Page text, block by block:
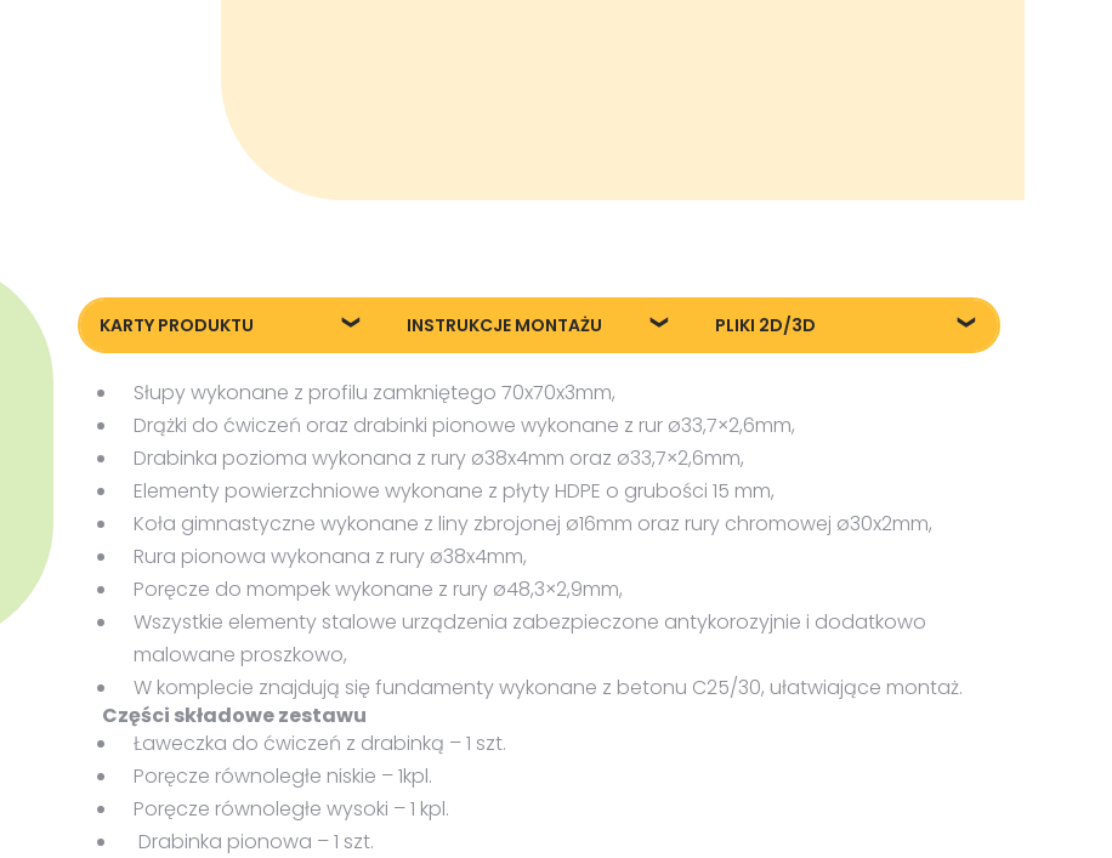
KARTY PRODUKTU
8_KT20240715
INSTRUKCJE MONTAŻU PLIKI 2D/3D
Słupy wykonane z profilu zamkniętego 70x70x3mm,
Drążki do ćwiczeń oraz drabinki pionowe wykonane z rur ø33,7×2,6mm,
Drabinka pozioma wykonana z rury ø38x4mm oraz ø33,7×2,6mm,
Elementy powierzchniowe wykonane z płyty HDPE o grubości 15 mm,
Koła gimnastyczne wykonane z liny zbrojonej ø16mm oraz rury chromowej ø30x2mm,
Rura pionowa wykonana z rury ø38x4mm,
Poręcze do mompek wykonane z rury ø48,3×2,9mm,
Wszystkie elementy stalowe urządzenia zabezpieczone antykorozyjnie i dodatkowo
malowane proszkowo,
W komplecie znajdują się fundamenty wykonane z betonu C25/30, ułatwiające montaż.
Części składowe zestawu
Ławeczka do ćwiczeń z drabinką – 1 szt.
Poręcze równoległe niskie – 1kpl.
Poręcze równoległe wysoki – 1 kpl.
Drabinka pionowa – 1 szt.